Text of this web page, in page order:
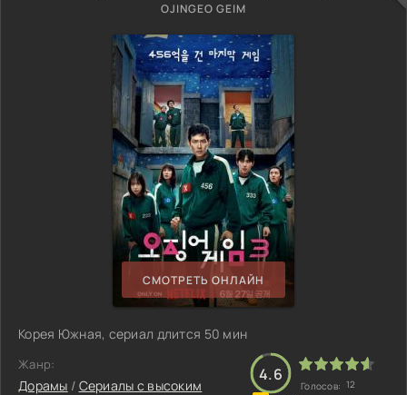
OJINGEO GEIM
СМОТРЕТЬ ОНЛАЙН
Корея Южная, сериал длится 50 мин
Жанр:
Дорамы / Сериалы с высоким
4.6
Голосов: 12